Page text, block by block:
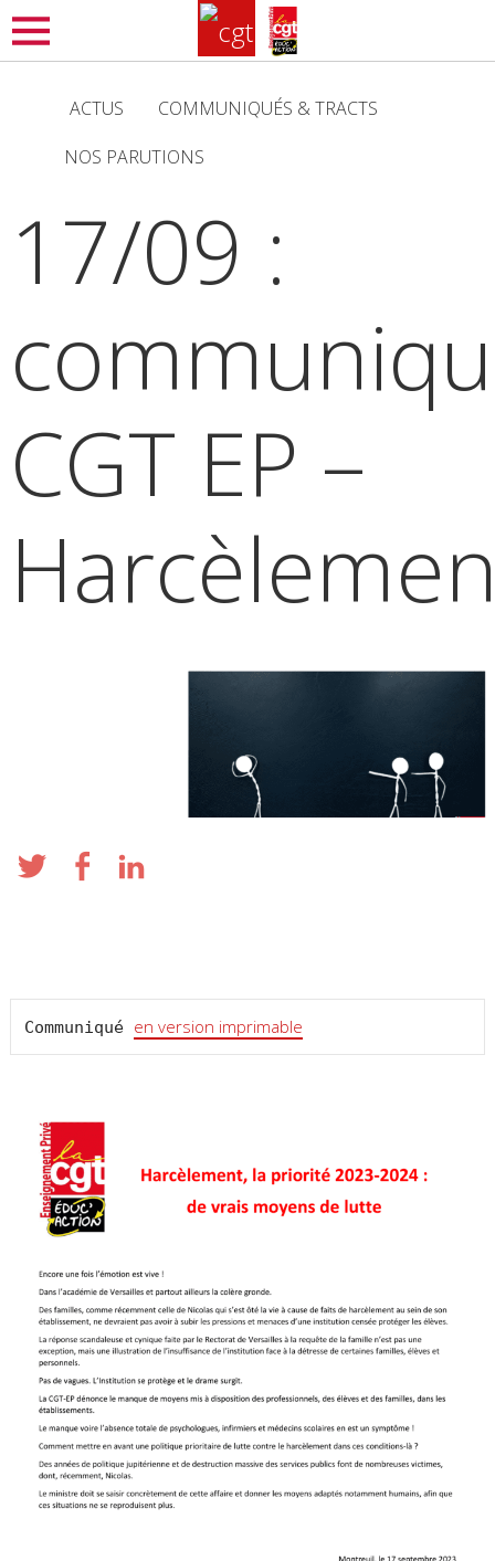
Aller
au
principalACTUS
COMMUNIQUÉS & TRACTS
NOS PARUTIONS
17/09 :
CGT EP –
Communiqué en version imprimable